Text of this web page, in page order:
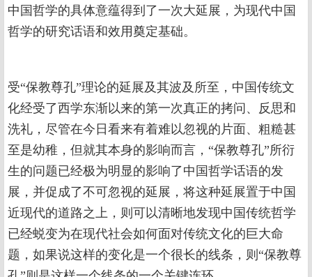
中国哲学的具体意蕴得到了一次大延展，为现代中国
哲学的研究话语和效用奠定基础。
受“保教尊孔”理论的延展及其波及所至，中国传统文
化经受了西学东渐以来的第一次真正的拷问、反思和
洗礼，尽管在今日看来有着难以忽视的片面、粗糙甚
至是幼稚，但就其本身的影响而言，“保教尊孔”所衍
生的问题已经极为明显的影响了中国哲学话语的发
展，并促成了不可忽视的延展，将这种延展置于中国
近现代的道路之上，则可以清晰地发现中国传统哲学
已经蜕变为在现代社会如何面对传统文化的巨大命
题，如果说这样的变化是一个很长的线条，则“保教尊